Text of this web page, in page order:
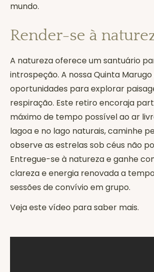
mundo.
Render-se à
A natureza oferece um santuário
introspeção. A nossa Quinta
oportunidades para explorar
respiração. Este retiro encoraja
máximo de tempo possível ao ar
lagoa e no lago naturais, caminhe
observe as estrelas sob céus não
Entregue-se à natureza e ganhe
clareza e energia renovada a
sessões de convívio em grupo.
Veja este vídeo para saber mais.